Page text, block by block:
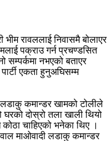
रावललाई निवासमै बोलाएर
पक्राउ गर्न प्रचण्डसित
नभएको बताएर
एकता हुनुअघिसम्म
लडाकु कमान्डर खामको टोलीले
घरको दोस्रो तला खाली थियो
चाहिएको भनेका थिए ।
माओवादी लडाकु कमान्डर